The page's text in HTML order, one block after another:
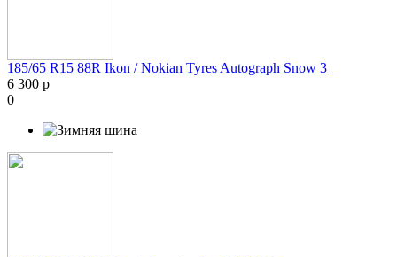
185/65 R15 88R Ikon / Nokian Tyres Autograph Snow 3
6 300 р
0